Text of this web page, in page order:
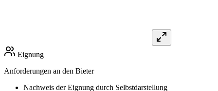
Eignung
Anforderungen an den Bieter
Nachweis der Eignung durch Selbstdarstellung